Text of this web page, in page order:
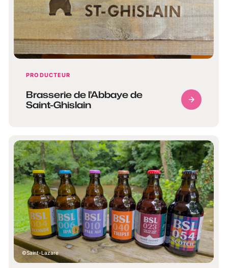
PRODUCTEUR
Brasserie de l'Abbaye de
Saint-Ghislain
Saint-Lazare